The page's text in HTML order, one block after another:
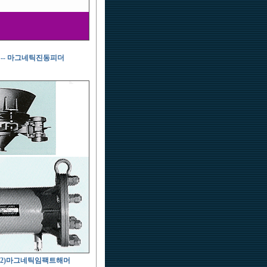
마그네틱진동피더
마그네틱임팩트해머